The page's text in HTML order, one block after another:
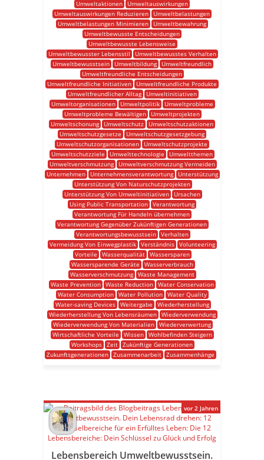
Umweltaktionen
Umweltauswirkungen
Umweltauswirkungen Reduzieren
Umweltbelastungen
Umweltbelastungen Minimieren
Umweltbewahrung
Umweltbewusste Entscheidungen
Umweltbewusste Lebensweise
Umweltbewusster Lebensstil
Umweltbewusstes Verhalten
Umweltbewusstsein
Umweltbildung
Umweltfreundlich
Umweltfreundliche Entscheidungen
Umweltfreundliche Initiativen
Umweltfreundliche Produkte
Umweltfreundlicher Alltag
Umweltinitiativen
Umweltorganisationen
Umweltpolitik
Umweltprobleme
Umweltprobleme Bewältigen
Umweltprojekten
Umweltschonung
Umweltschutz
Umweltschutzaktionen
Umweltschutzgesetze
Umweltschutzgesetzgebung
Umweltschutzorganisationen
Umweltschutzprojekte
Umweltschutzziele
Umwelttechnologie
Umweltthemen
Umweltverschmutzung
Umweltverschmutzung Vermeiden
Unternehmen
Unternehmensverantwortung
Unterstützung
Unterstützung Von Naturschutzprojekten
Unterstützung Von Umweltinitiativen
Ursachen
Using Public Transportation Verantwortung
Verantwortung Für Handeln übernehmen
Verantwortung Gegenüber Zukünftigen Generationen
Verantwortungsbewusstsein
Verhalten
Vermeidung Von Einwegplastik
Verständnis
Volunteering
Vorteile
Wasserqualität
Wassersparen
Wassersparende Geräte
Wasserverbrauch
Wasserverschmutzung
Waste Management
Waste Prevention
Waste Reduction
Water Conservation
Water Consumption
Water Pollution
Water Quality
Water-saving Devices
Weitergabe
Wiederherstellung
Wiederherstellung Von Lebensräumen
Wiederverwendung
Wiederverwendung Von Materialien Wiederverwertung
Wirtschaftliche Vorteile
Wissen
Wohlbefinden Steigern
Workshops Zeit Zukünftige Generationen
Zukunftsgenerationen Zusammenarbeit Zusammenhänge
Lebensbereich Umweltbewusstsein.
vor 2 Jahren